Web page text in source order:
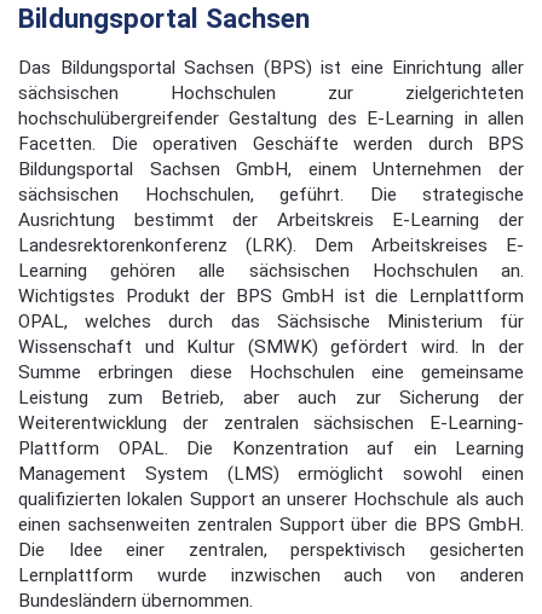
Bildungsportal Sachsen
Das Bildungsportal Sachsen (BPS) ist eine Einrichtung aller
sächsischen Hochschulen zur zielgerichteten
hochschulübergreifender Gestaltung des E-Learning in allen
Facetten. Die operativen Geschäfte werden durch BPS
Bildungsportal Sachsen GmbH, einem Unternehmen der
sächsischen Hochschulen, geführt. Die strategische
Ausrichtung bestimmt der Arbeitskreis E-Learning der
Landesrektorenkonferenz (LRK). Dem Arbeitskreises E-
Learning gehören alle sächsischen Hochschulen an.
Wichtigstes Produkt der BPS GmbH ist die Lernplattform
OPAL, welches durch das Sächsische Ministerium für
Wissenschaft und Kultur (SMWK) gefördert wird. In der
Summe erbringen diese Hochschulen eine gemeinsame
Leistung zum Betrieb, aber auch zur Sicherung der
Weiterentwicklung der zentralen sächsischen E-Learning-
Plattform OPAL. Die Konzentration auf ein Learning
Management System (LMS) ermöglicht sowohl einen
qualifizierten lokalen Support an unserer Hochschule als auch
einen sachsenweiten zentralen Support über die BPS GmbH.
Die Idee einer zentralen, perspektivisch gesicherten
Lernplattform wurde inzwischen auch von anderen
Bundesländern übernommen.